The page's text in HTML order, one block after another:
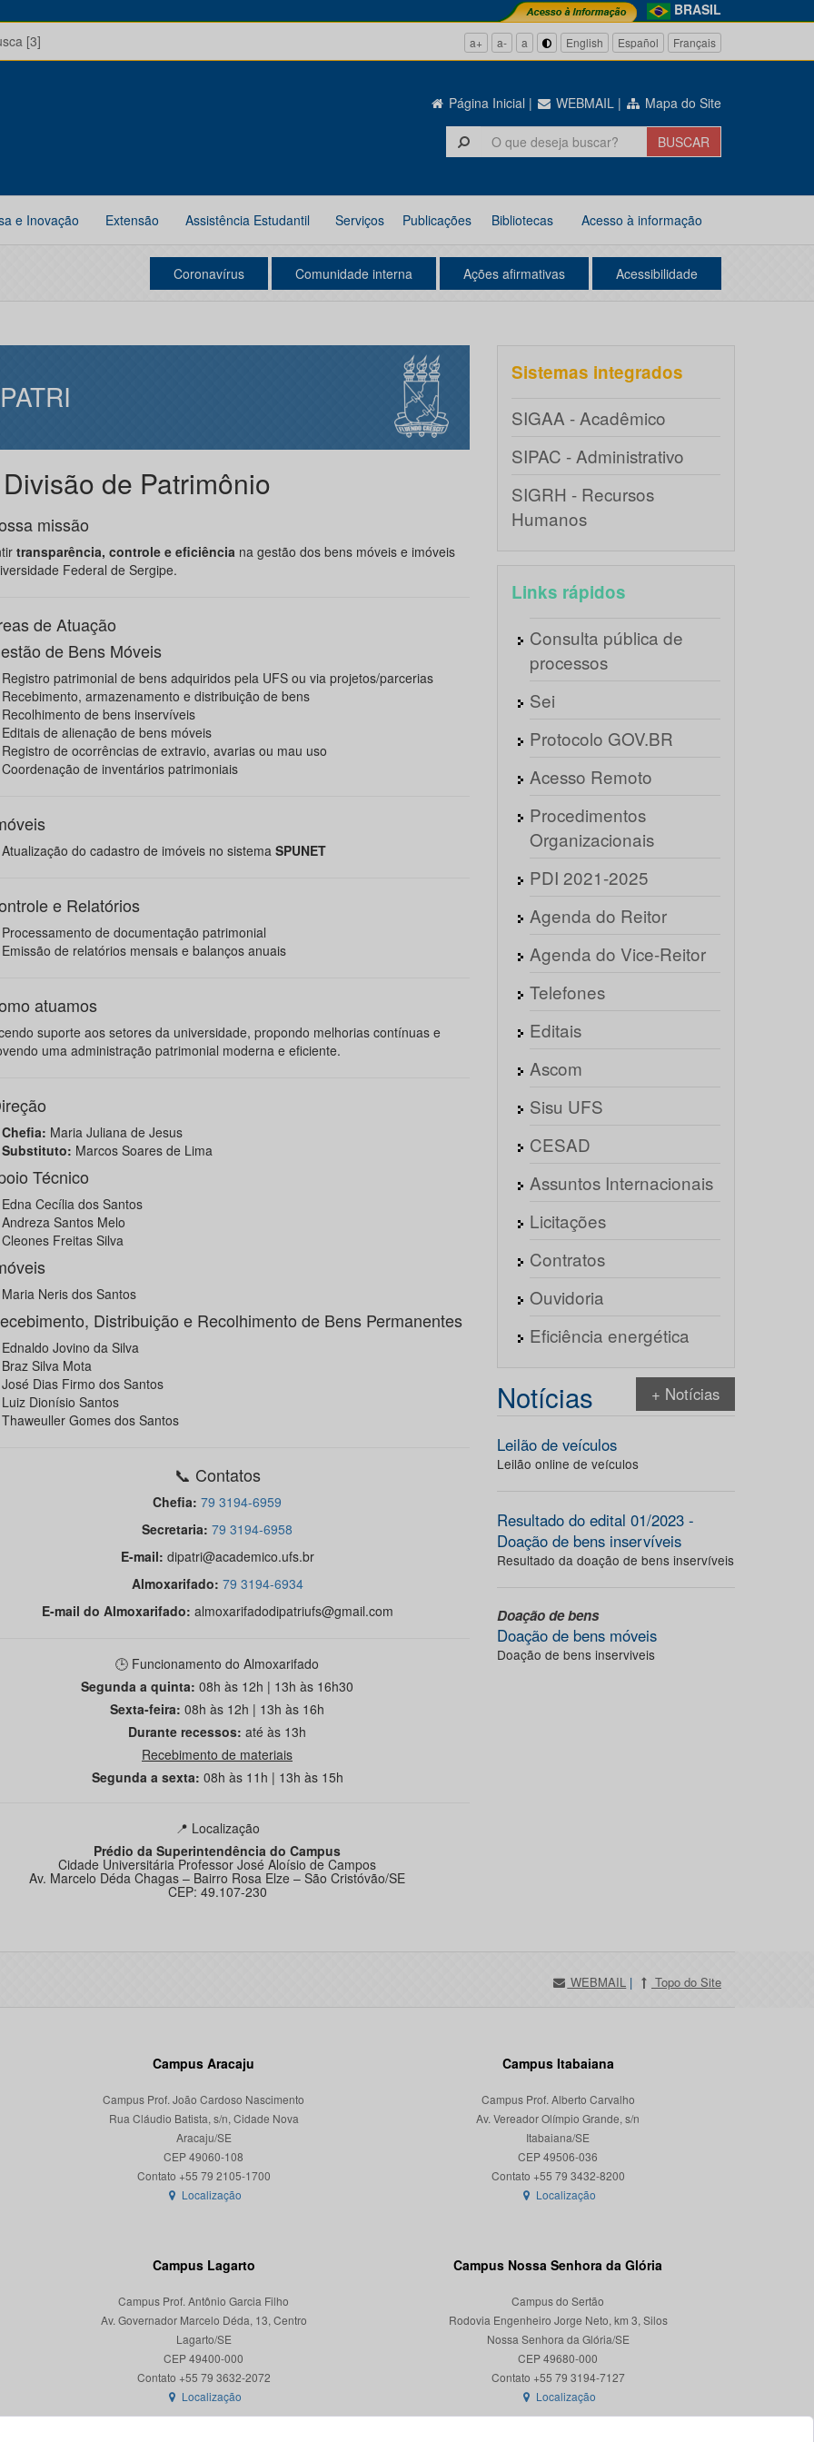
BRASIL
[3] a+ a- a English Español Français
Página Inicial | WEBMAIL | Mapa do Site
e Inovação Extensão Assistência Estudantil Serviços Publicações Bibliotecas Acesso à informação
Coronavírus Comunidade interna Ações afirmativas Acessibilidade
de Patrimônio
missão
transparência, controle e eficiência na gestão dos bens móveis e imóveis
Federal de Sergipe.
de Atuação
de Bens Móveis
Registro patrimonial de bens adquiridos pela UFS ou via projetos/parcerias
Recebimento, armazenamento e distribuição de bens
Recolhimento de bens inservíveis
Editais de alienação de bens móveis
Registro de ocorrências de extravio, avarias ou mau uso
Coordenação de inventários patrimoniais
Atualização do cadastro de imóveis no sistema SPUNET
e Relatórios
Processamento de documentação patrimonial
Emissão de relatórios mensais e balanços anuais
atuamos
suporte aos setores da universidade, propondo melhorias contínuas e
uma administração patrimonial moderna e eficiente.
Chefia: Maria Juliana de Jesus
Substituto: Marcos Soares de Lima
Técnico
Edna Cecília dos Santos
Andreza Santos Melo
Cleones Freitas Silva
Maria Neris dos Santos
Distribuição e Recolhimento de Bens Permanentes
Ednaldo Jovino da Silva
Braz Silva Mota
José Dias Firmo dos Santos
Luiz Dionísio Santos
Thaweuller Gomes dos Santos
📞 Contatos
Chefia: 79 3194-6959
Secretaria: 79 3194-6958
E-mail: dipatri@academico.ufs.br
Almoxarifado: 79 3194-6934
E-mail do Almoxarifado: almoxarifadodipatriufs@gmail.com
🕒 Funcionamento do Almoxarifado
Segunda a quinta: 08h às 12h | 13h às 16h30
Sexta-feira: 08h às 12h | 13h às 16h
Durante recessos: até às 13h
Recebimento de materiais
Segunda a sexta: 08h às 11h | 13h às 15h
📍 Localização
Prédio da Superintendência do Campus
Cidade Universitária Professor José Aloísio de Campos
Av. Marcelo Déda Chagas – Bairro Rosa Elze – São Cristóvão/SE
CEP: 49.107-230
Sistemas integrados
SIGAA - Acadêmico
SIPAC - Administrativo
SIGRH - Recursos
Humanos
Links rápidos
Consulta pública de
processos
Sei
Protocolo GOV.BR
Acesso Remoto
Procedimentos
Organizacionais
PDI 2021-2025
Agenda do Reitor
Agenda do Vice-Reitor
Telefones
Editais
Ascom
Sisu UFS
CESAD
Assuntos Internacionais
Licitações
Contratos
Ouvidoria
Eficiência energética
Notícias + Notícias
Leilão de veículos
Leilão online de veículos
Resultado do edital 01/2023 -
Doação de bens inservíveis
Resultado da doação de bens inservíveis
Doação de bens
Doação de bens móveis
Doação de bens inserviveis
WEBMAIL | Topo do Site
Campus Aracaju
Campus Prof. João Cardoso Nascimento
Rua Cláudio Batista, s/n, Cidade Nova
Aracaju/SE
CEP 49060-108
Localização
Campus Itabaiana
Campus Prof. Alberto Carvalho
Av. Vereador Olímpio Grande, s/n
Itabaiana/SE
CEP 49506-036
Localização
Campus Lagarto
Campus Prof. Antônio Garcia Filho
Av. Governador Marcelo Déda, 13, Centro
Lagarto/SE
CEP 49400-000
Localização
Campus Nossa Senhora da Glória
Campus do Sertão
Rodovia Engenheiro Jorge Neto, km 3, Silos
Nossa Senhora da Glória/SE
CEP 49680-000
Contato +55 79 3194-7127
Localização